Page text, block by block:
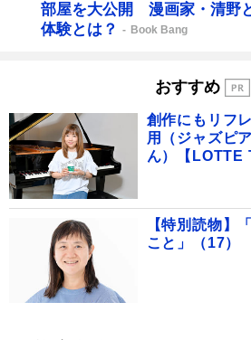
部屋を大公開 漫画家・清野
体験とは？
Book Bang
おすすめ
創作にもリフ
用（ジャズピ
ん）【LOTTE
【特別読物】
こと」（17）